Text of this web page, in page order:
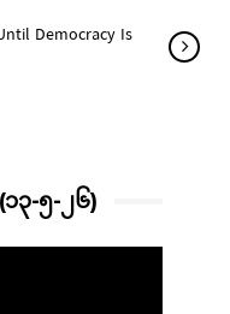
Democracy Is
၃-၅-၂၆)